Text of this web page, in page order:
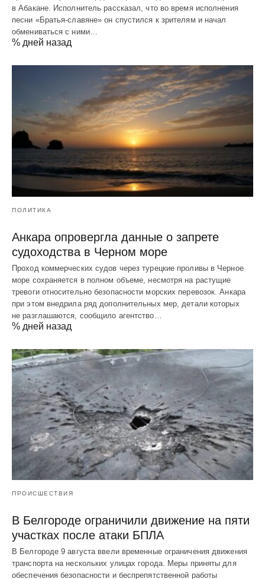
в Абакане. Исполнитель рассказал, что во время исполнения
песни «Братья-славяне» он спустился к зрителям и начал
обмениваться с ними…
% дней назад
ПОЛИТИКА
Анкара опровергла данные о запрете
судоходства в Черном море
Проход коммерческих судов через турецкие проливы в Черное
море сохраняется в полном объеме, несмотря на растущие
тревоги относительно безопасности морских перевозок. Анкара
при этом внедрила ряд дополнительных мер, детали которых
не разглашаются, сообщило агентство…
% дней назад
ПРОИСШЕСТВИЯ
В Белгороде ограничили движение на пяти
участках после атаки БПЛА
В Белгороде 9 августа ввели временные ограничения движения
транспорта на нескольких улицах города. Меры приняты для
обеспечения безопасности и беспрепятственной работы